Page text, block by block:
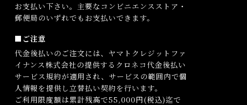
お支払い下さい。主要なコンビニエンスストア・
郵便局のいずれでもお支払いできます。
■ご注意
代金後払いのご注文には、ヤマトクレジットファ
イナンス株式会社の提供するクロネコ代金後払い
サービス規約が適用され、サービスの範囲内で個
人情報を提供し立替払い契約を行います。
ご利用限度額は累計残高で55,000円(税込)迄で